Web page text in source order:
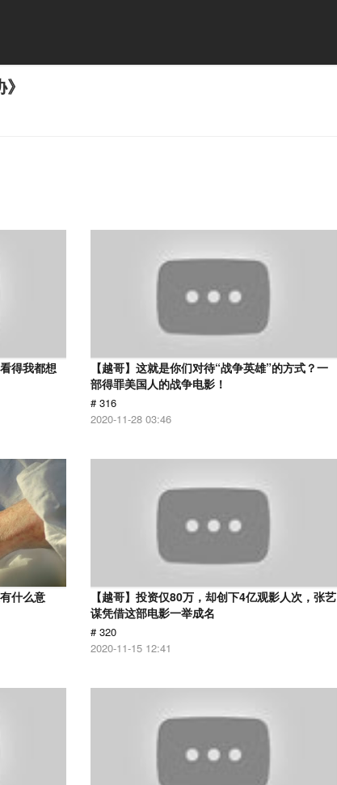
得我都想
【越哥】这就是你们对待“战争英雄”的方式？一
部得罪美国人的战争电影！
# 316
2020-11-28 03:46
什么意
【越哥】投资仅80万，却创下4亿观影人次，张艺
谋凭借这部电影一举成名
# 320
2020-11-15 12:41